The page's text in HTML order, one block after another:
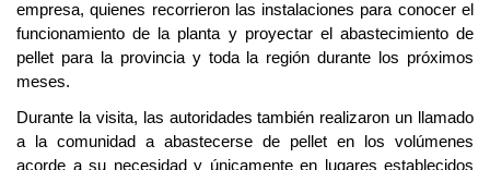
empresa, quienes recorrieron las instalaciones para conocer el
funcionamiento de la planta y proyectar el abastecimiento de
pellet para la provincia y toda la región durante los próximos
meses.
Durante la visita, las autoridades también realizaron un llamado
a la comunidad a abastecerse de pellet en los volúmenes
acorde a su necesidad y únicamente en lugares establecidos